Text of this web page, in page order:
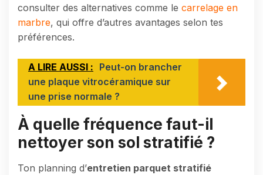
consulter des alternatives comme le carrelage en
marbre, qui offre d’autres avantages selon tes
préférences.
A LIRE AUSSI : Peut-on brancher
une plaque vitrocéramique sur
une prise normale ?
À quelle fréquence faut-il
nettoyer son sol stratifié ?
Ton planning d’entretien parquet stratifié